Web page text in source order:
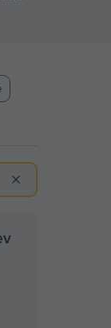
journée